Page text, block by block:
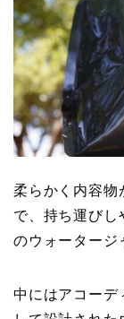
柔らかく内容物
で、持ち運びし
のウォータージ
中にはアコーデ